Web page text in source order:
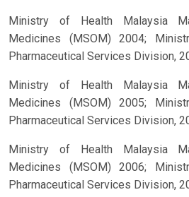
Ministry of Health Malaysia
Medicines (MSOM) 2004;
Pharmaceutical Services Division,
Ministry of Health Malaysia
Medicines (MSOM) 2005;
Pharmaceutical Services Division,
Ministry of Health Malaysia
Medicines (MSOM) 2006;
Pharmaceutical Services Division,